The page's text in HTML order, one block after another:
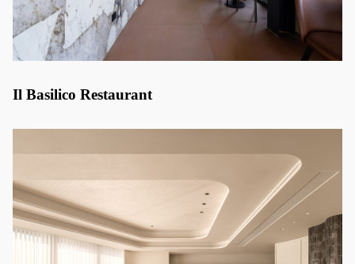
Il Basilico Restaurant